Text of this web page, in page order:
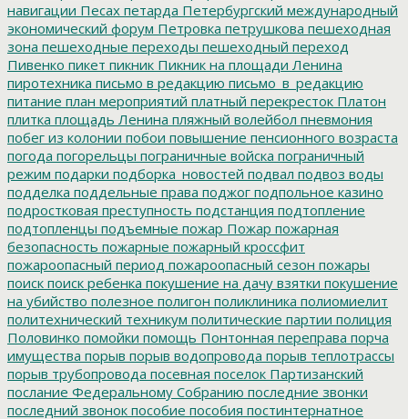
навигации Песах петарда Петербургский международный
экономический форум Петровка петрушкова пешеходная
зона пешеходные переходы пешеходный переход
Пивенко пикет пикник Пикник на площади Ленина
пиротехника письмо в редакцию письмо_в_редакцию
питание план мероприятий платный перекресток Платон
плитка площадь Ленина пляжный волейбол пневмония
побег из колонии побои повышение пенсионного возраста
погода погорельцы пограничные войска пограничный
режим подарки подборка_новостей подвал подвоз воды
подделка поддельные права поджог подпольное казино
подростковая преступность подстанция подтопление
подтопленцы подъемные пожар Пожар пожарная
безопасность пожарные пожарный кроссфит
пожароопасный период пожароопасный сезон пожары
поиск поиск ребенка покушение на дачу взятки покушение
на убийство полезное полигон поликлиника полиомиелит
политехнический техникум политические партии полиция
Половинко помойки помощь Понтонная переправа порча
имущества порыв порыв водопровода порыв теплотрассы
порыв трубопровода посевная поселок Партизанский
послание Федеральному Собранию последние звонки
последний звонок пособие пособия постинтернатное